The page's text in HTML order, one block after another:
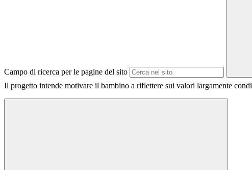
Campo di ricerca per le pagine del sito
Il progetto intende motivare il bambino a riflettere sui valori largamente